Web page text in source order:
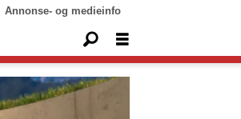
Annonse- og medieinfo